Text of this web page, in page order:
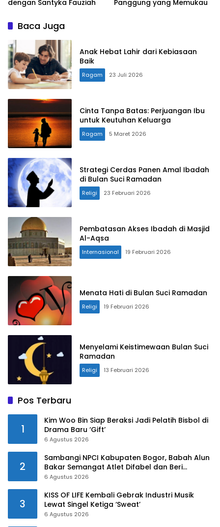
dengan Santyka Fauziah Panggung yang Memukau
Baca Juga
Anak Hebat Lahir dari Kebiasaan
Baik
Ragam 23 Juli 2026
Cinta Tanpa Batas: Perjuangan Ibu
untuk Keutuhan Keluarga
Ragam 5 Maret 2026
Strategi Cerdas Panen Amal Ibadah
di Bulan Suci Ramadan
Religi 23 Februari 2026
Pembatasan Akses Ibadah di Masjid
Al-Aqsa
Internasional 19 Februari 2026
Menata Hati di Bulan Suci Ramadan
Religi 19 Februari 2026
Menyelami Keistimewaan Bulan Suci
Ramadan
Religi 13 Februari 2026
Pos Terbaru
1
Kim Woo Bin Siap Beraksi Jadi Pelatih Bisbol di
Drama Baru ‘Gift’
6 Agustus 2026
2
Sambangi NPCI Kabupaten Bogor, Babah Alun
Bakar Semangat Atlet Difabel dan Beri
Motivasi
6 Agustus 2026
3
KISS OF LIFE Kembali Gebrak Industri Musik
Lewat Singel Ketiga ‘Sweat’
6 Agustus 2026